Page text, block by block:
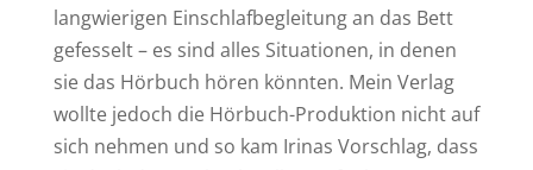
langwierigen Einschlafbegleitung an das Bett
gefesselt – es sind alles Situationen, in denen
sie das Hörbuch hören könnten. Mein Verlag
wollte jedoch die Hörbuch-Produktion nicht auf
sich nehmen und so kam Irinas Vorschlag, dass